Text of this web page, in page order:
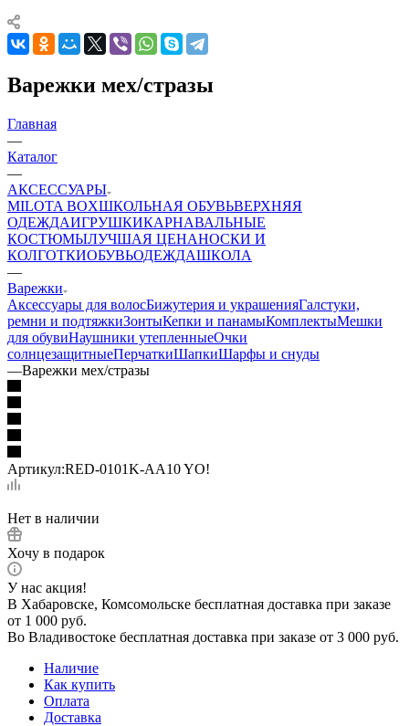
Варежки мех/стразы
Главная
—
Каталог
—
АКСЕССУАРЫ
MILOTA BOXШКОЛЬНАЯ ОБУВЬВЕРХНЯЯ
ОДЕЖДАИГРУШКИКАРНАВАЛЬНЫЕ
КОСТЮМЫЛУЧШАЯ ЦЕНАНОСКИ И
КОЛГОТКИОБУВЬОДЕЖДАШКОЛА
—
Варежки
Аксессуары для волосБижутерия и украшенияГалстуки,
ремни и подтяжкиЗонтыКепки и панамыКомплектыМешки
для обувиНаушники утепленныеОчки
солнцезащитныеПерчаткиШапкиШарфы и снуды
—Варежки мех/стразы
Артикул:RED-0101K-AA10 YO!
Нет в наличии
Хочу в подарок
У нас акция!
В Хабаровске, Комсомольске бесплатная доставка при заказе
от 1 000 руб.
Во Владивостоке бесплатная доставка при заказе от 3 000 руб.
Наличие
Как купить
Оплата
Доставка